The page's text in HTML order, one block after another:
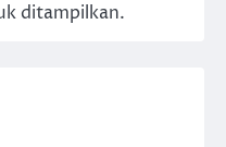
ditampilkan.